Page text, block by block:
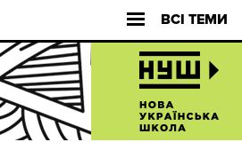
ВСІ ТЕМИ